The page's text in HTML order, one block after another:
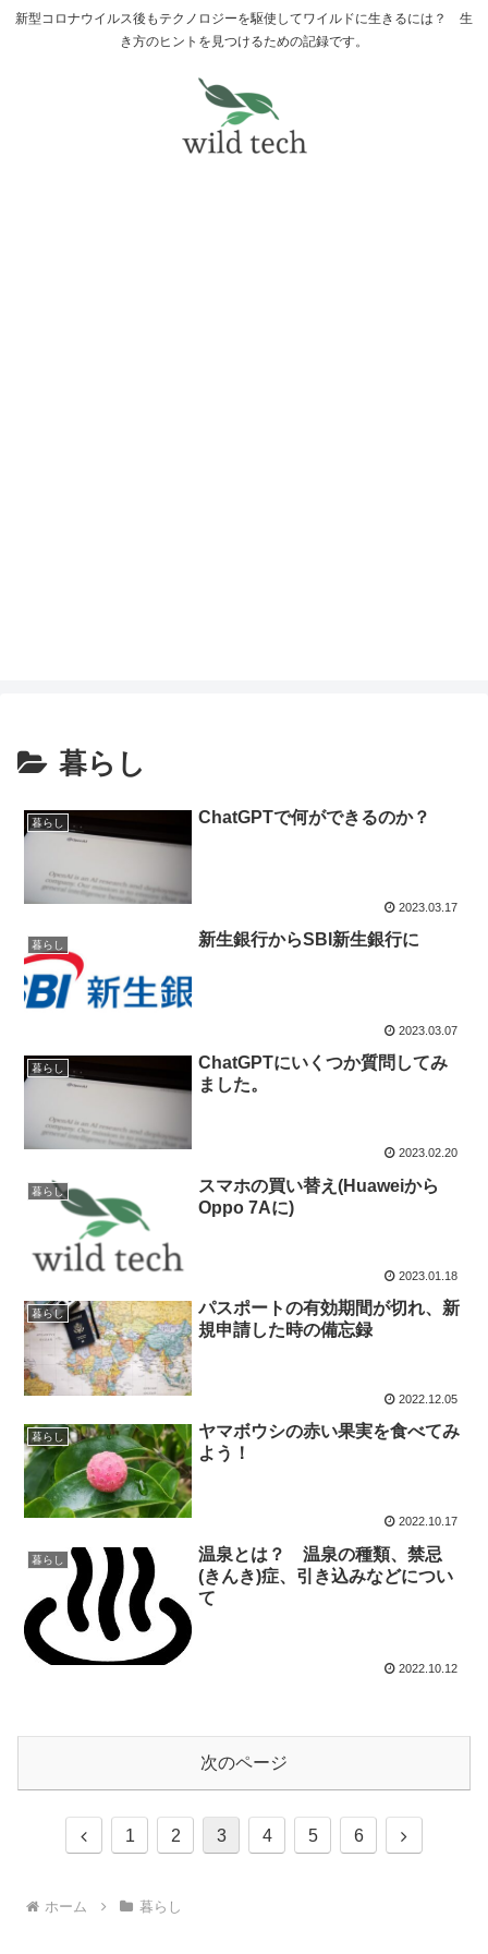
新型コロナウイルス後もテクノロジーを駆使してワイルドに生きるには？ 生
き方のヒントを見つけるための記録です。
暮らし
暮らし ChatGPTで何ができるのか？
2023.03.17
暮らし 新生銀行からSBI新生銀行に
2023.03.07
暮らし
ChatGPTにいくつか質問してみ
ました。
2023.02.20
暮らし
スマホの買い替え(Huaweiから
Oppo 7Aに)
2023.01.18
暮らし
パスポートの有効期間が切れ、新
規申請した時の備忘録
2022.12.05
暮らし
ヤマボウシの赤い果実を食べてみ
よう！
2022.10.17
暮らし
温泉とは？ 温泉の種類、禁忌
(きんき)症、引き込みなどについ
て
2022.10.12
次のページ
前
1 2 3 4 5 6
次
ホーム 暮らし